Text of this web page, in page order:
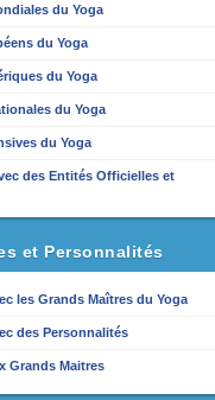
du Yoga
du Yoga
du Yoga
du Yoga
du Yoga
des Entités Officielles et
et Personnalités
les Grands Maîtres du Yoga
des Personnalités
Grands Maitres